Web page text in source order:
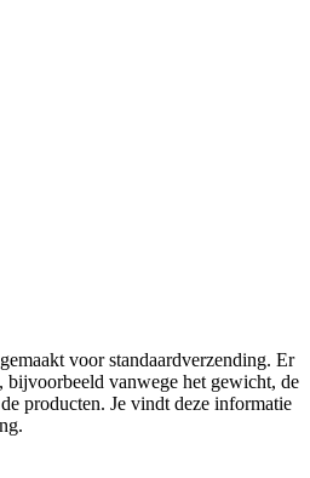
voor standaardverzending. Er
bijvoorbeeld vanwege het gewicht, de
producten. Je vindt deze informatie